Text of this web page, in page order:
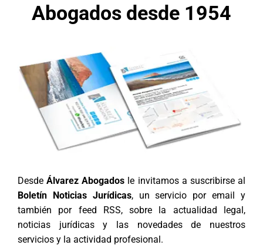
Abogados desde 1954
DesdeÁlvarez Abogados le invitamos a suscribirse al
Boletín Noticias Jurídicas, un servicio por email y
también por feed RSS, sobre la actualidad legal,
noticias jurídicas y las novedades de nuestros
servicios y la actividad profesional.